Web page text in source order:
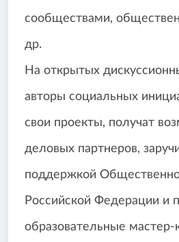
сообществами,
др.
На открытых
авторы социальных
свои проекты, получат
деловых партнеров,
поддержкой
Российской Федерации и
образовательные мастер-